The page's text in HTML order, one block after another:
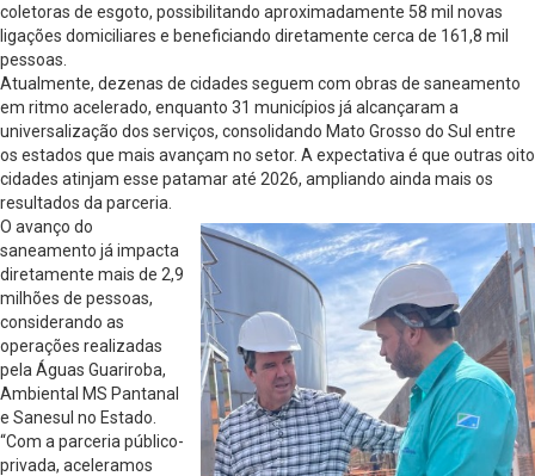
coletoras de esgoto, possibilitando aproximadamente 58 mil novas
ligações domiciliares e beneficiando diretamente cerca de 161,8 mil
pessoas.
Atualmente, dezenas de cidades seguem com obras de saneamento
em ritmo acelerado, enquanto 31 municípios já alcançaram a
universalização dos serviços, consolidando Mato Grosso do Sul entre
os estados que mais avançam no setor. A expectativa é que outras oito
cidades atinjam esse patamar até 2026, ampliando ainda mais os
resultados da parceria.
O avanço do
saneamento já impacta
diretamente mais de 2,9
milhões de pessoas,
considerando as
operações realizadas
pela Águas Guariroba,
Ambiental MS Pantanal
e Sanesul no Estado.
“Com a parceria público-
privada, aceleramos